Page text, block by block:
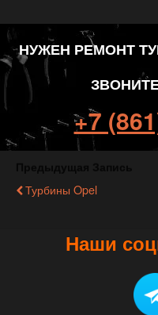
НУЖЕН РЕМОНТ
+7
Турбины Opel
Наши